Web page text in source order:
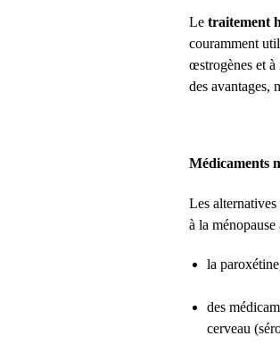
Le traitement
couramment
œstrogènes et à
des avantages,
Médicaments
Les
à la
la
des
cerveau